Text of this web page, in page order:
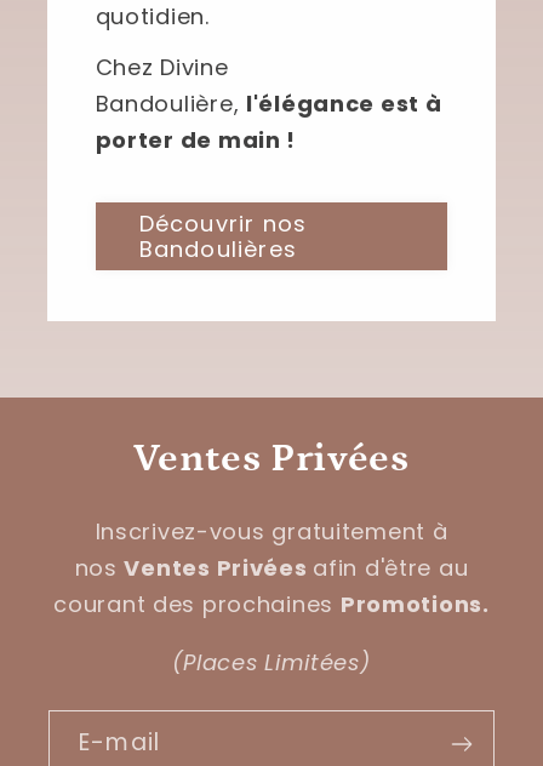
quotidien.
Chez Divine
Bandoulière, l'élégance est à
porter de main !
Découvrir nos
Bandoulières
Ventes Privées
Inscrivez-vous gratuitement à
nosVentes Privées afin d'être au
courant des prochaines Promotions.
(Places Limitées)
E-mail